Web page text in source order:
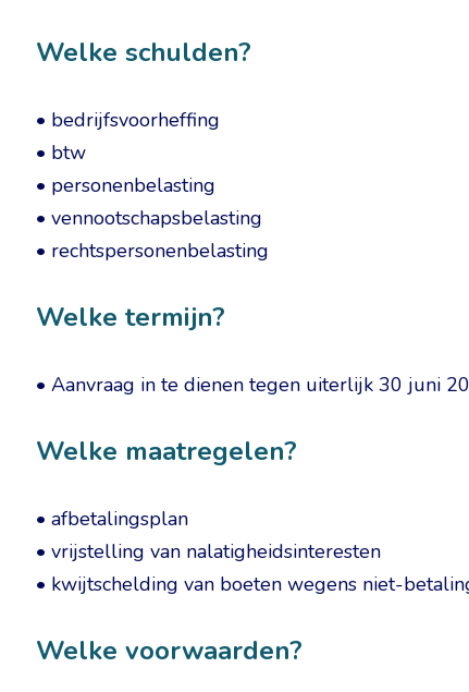
Welke schulden?
• bedrijfsvoorheffing
• btw
• personenbelasting
• vennootschapsbelasting
• rechtspersonenbelasting
Welke termijn?
• Aanvraag in te dienen tegen uiterlijk 30 juni
Welke maatregelen?
• afbetalingsplan
• vrijstelling van nalatigheidsinteresten
• kwijtschelding van boeten wegens niet-
Welke voorwaarden?